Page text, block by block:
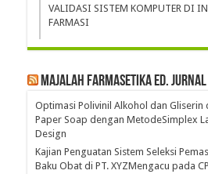
VALIDASI SISTEM KOMPUTER DI
FARMASI
Majalah Farmasetika Ed. Jurnal
Optimasi Polivinil Alkohol dan Gliserin
Paper Soap dengan MetodeSimplex
Design
Kajian Penguatan Sistem Seleksi
Baku Obat di PT. XYZMengacu pada